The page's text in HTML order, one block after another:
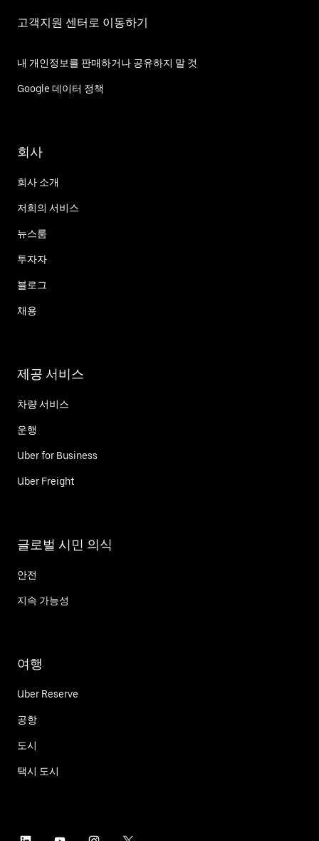
고객지원 센터로 이동하기
내 개인정보를 판매하거나 공유하지 말 것
Google 데이터 정책
회사
회사 소개
저희의 서비스
뉴스룸
투자자
블로그
채용
제공 서비스
차량 서비스
운행
Uber for Business
Uber Freight
글로벌 시민 의식
안전
지속 가능성
여행
Uber Reserve
공항
도시
택시 도시